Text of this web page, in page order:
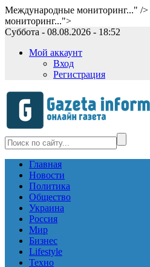
Международные мониторинг..." />
мониторинг...">
Суббота - 08.08.2026 - 18:52
Мой аккаунт
Вход
Регистрация
Главная
Новости
Политика
Общество
Украина
Россия
Мир
Бизнес
Lifestyle
Техно